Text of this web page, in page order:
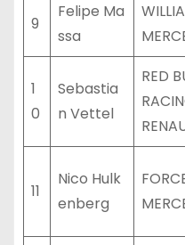
9
Felipe Ma
ssa
1
0
Sebastia
n Vettel
RED
11
Nico Hulk
enberg